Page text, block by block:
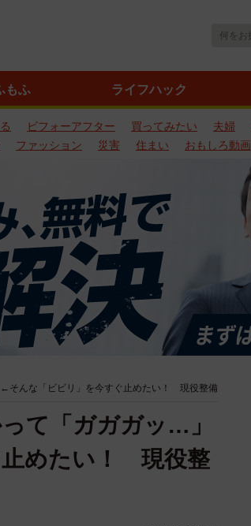
もふ ライフハック
ビフォーアフター 買ってみたい 夫婦
ファッション 災害 住まい おもしろ動画
そんな「ビビリ」を今すぐ止めたい！ 現役整備
て「ガガガッ…」
めたい！ 現役整